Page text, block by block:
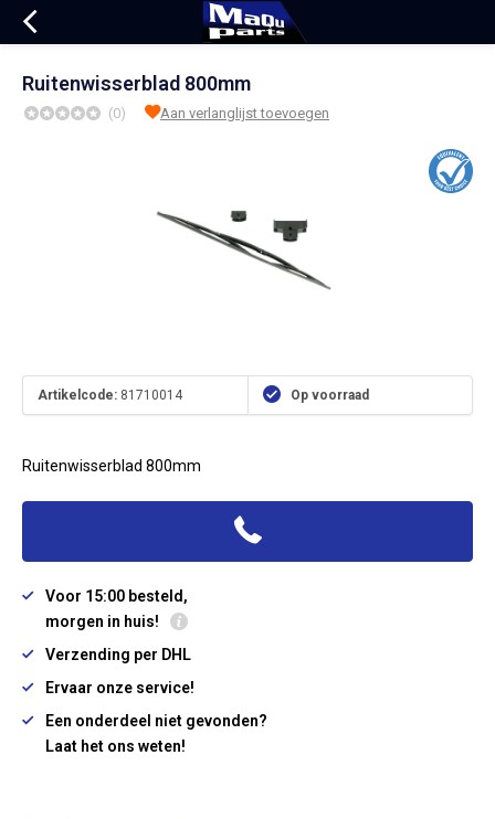
Ruitenwisserblad 800mm
(0) Aan verlanglijst toevoegen
Artikelcode: 81710014 Op voorraad
Ruitenwisserblad 800mm
Voor 15:00 besteld,
morgen in huis!
Verzending per DHL
Ervaar onze service!
Een onderdeel niet gevonden?
Laat het ons weten!